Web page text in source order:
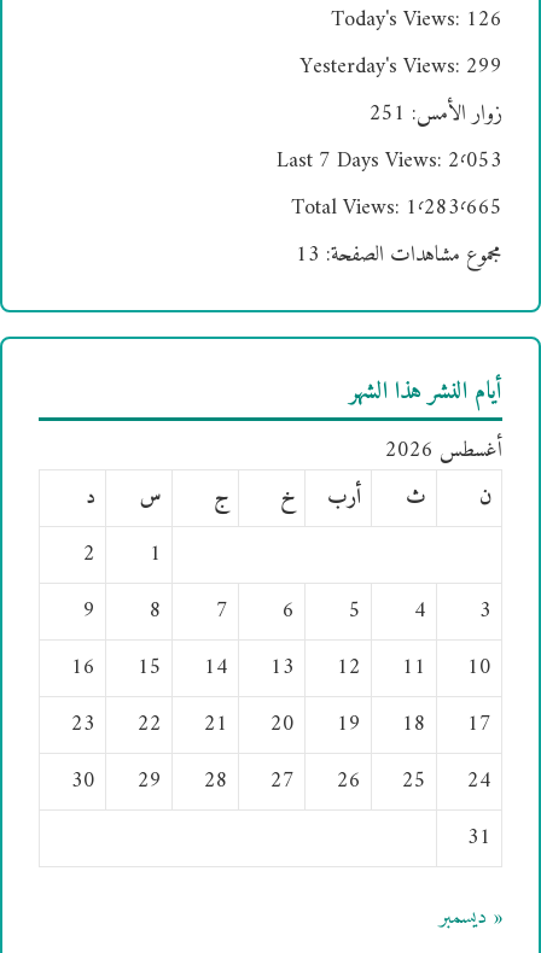
Today's Views: 126
Yesterday's Views: 299
زوار الأمس: 251
Last 7 Days Views: 2٬053
Total Views: 1٬283٬665
مجموع مشاهدات الصفحة: 13
أيام النشر هذا الشهر
أغسطس 2026
ن
ث أرب خ ج س
د
1
2
3
4
5
6
7
8
9
10
11
12
13
14
15
16
17
18
19
20
21
22
23
24
25
26
27
28
29
30
31
« ديسمبر